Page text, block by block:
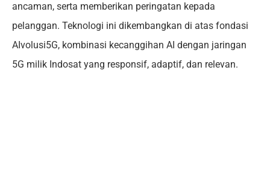
ancaman, serta memberikan peringatan kepada
pelanggan. Teknologi ini dikembangkan di atas fondasi
AIvolusi5G, kombinasi kecanggihan AI dengan jaringan
5G milik Indosat yang responsif, adaptif, dan relevan.